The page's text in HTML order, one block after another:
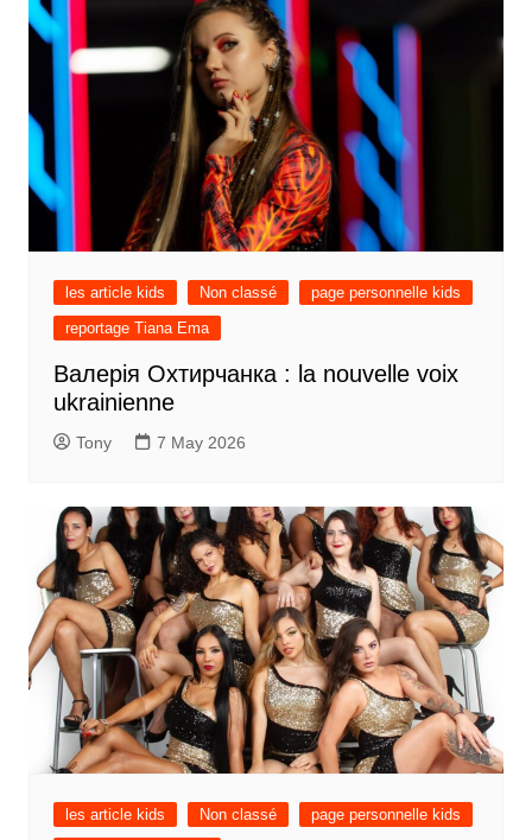
les article kids Non classé
page personnelle kids
reportage Tiana Ema
Валерія Охтирчанка : la nouvelle voix
ukrainienne
Tony 7 May 2026
les article kids Non classé
page personnelle kids